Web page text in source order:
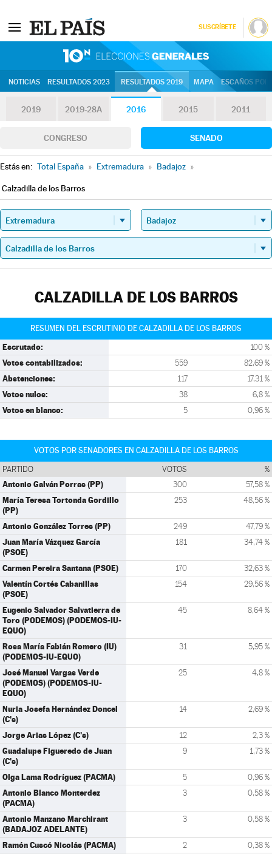
SUSCRÍBETE
NOTICIAS RESULTADOS 2023 RESULTADOS 2019 MAPA ESCAÑOS
2019 2019-28A 2016 2015 2011
CONGRESO SENADO
Estás en: Total España » Extremadura » Badajoz »
Calzadilla de los Barros
CALZADILLA DE LOS BARROS
RESUMEN DEL ESCRUTINIO DE CALZADILLA DE LOS BARROS
Escrutado: 100 %
Votos contabilizados: 559 82,69 %
Abstenciones: 117 17,31 %
Votos nulos: 38 6,8 %
Votos en blanco: 5 0,96 %
VOTOS POR SENADORES EN CALZADILLA DE LOS BARROS
PARTIDO VOTOS %
Antonio Galván Porras (PP) 300 57,58 %
María Teresa Tortonda Gordillo
(PP)
253 48,56 %
Antonio González Torres (PP) 249 47,79 %
Juan María Vázquez García
(PSOE)
181 34,74 %
Carmen Pereira Santana (PSOE) 170 32,63 %
Valentín Cortés Cabanillas
(PSOE)
154 29,56 %
Eugenio Salvador Salvatierra de
Toro (PODEMOS) (PODEMOS-IU-
EQUO)
45 8,64 %
Rosa María Fabián Romero (IU)
(PODEMOS-IU-EQUO)
31 5,95 %
José Manuel Vargas Verde
(PODEMOS) (PODEMOS-IU-
EQUO)
25 4,8 %
Nuria Josefa Hernández Doncel
(C's)
14 2,69 %
Jorge Arias López (C's) 12 2,3 %
Guadalupe Figueredo de Juan
(C's)
9 1,73 %
Olga Lama Rodríguez (PACMA) 5 0,96 %
Antonio Blanco Monterdez
(PACMA)
3 0,58 %
Antonio Manzano Marchirant
(BADAJOZ ADELANTE)
3 0,58 %
Ramón Cuscó Nicolás (PACMA) 2 0,38 %